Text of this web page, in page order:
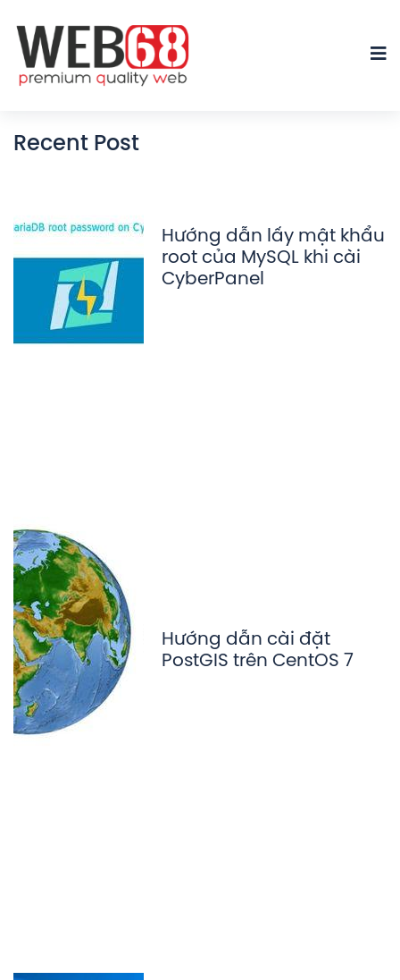
Recent Post
Hướng dẫn lấy mật khẩu
root của MySQL khi cài
CyberPanel
Hướng dẫn cài đặt
PostGIS trên CentOS 7